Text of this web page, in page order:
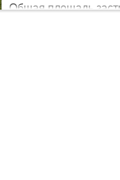
Общая площадь